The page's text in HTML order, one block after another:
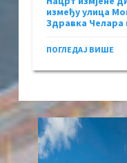
између улица
Здравка Челара
ПОГЛЕДАЈ ВИШЕ